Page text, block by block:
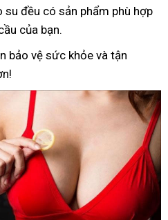
su đều có sản phẩm phù hợp
của bạn.
bảo vệ sức khỏe và tận